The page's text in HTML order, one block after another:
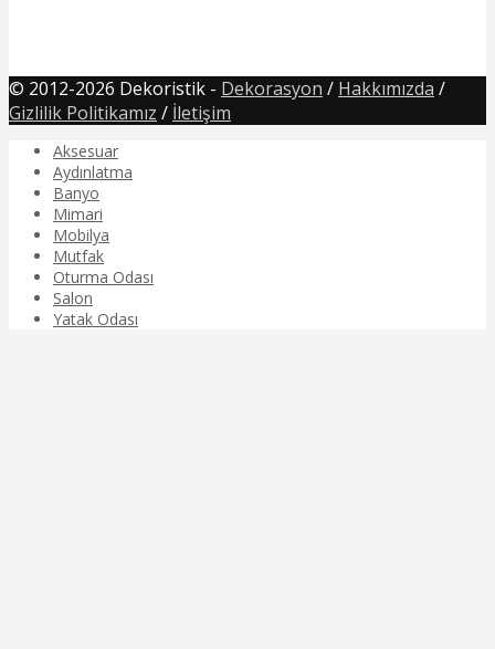
© 2012-2026 Dekoristik - Dekorasyon / Hakkımızda /
Gizlilik Politikamız / İletişim
Aksesuar
Aydınlatma
Banyo
Mimari
Mobilya
Mutfak
Oturma Odası
Salon
Yatak Odası